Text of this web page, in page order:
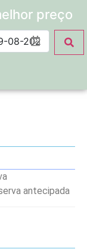
preço
antecipada